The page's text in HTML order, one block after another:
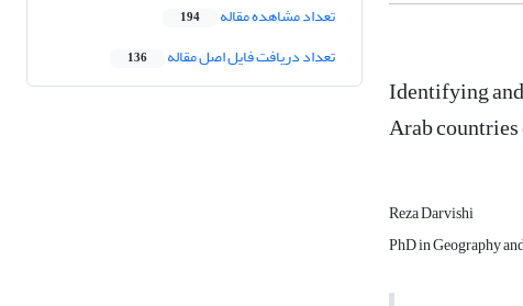
Identifying
Arab
Reza Darvishi
PhD in Geography
تعداد مشاهده مقاله 194
تعداد دریافت فایل اصل مقاله 136